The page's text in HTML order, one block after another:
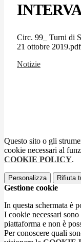
Circ. 99_ Turni di
21 ottobre 2019.pdf
Notizie
Questo sito o gli
cookie necessari al
COOKIE POLICY.
Personalizza Rifiuta
Gestione cookie
In questa schermata è
I cookie necessari
piattaforma e non è
Per conoscere quali